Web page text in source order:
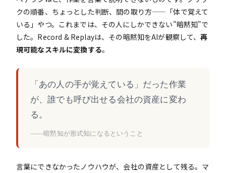
クの順番、ちょっとした判断、間の取り方——「体で覚えて
いる」やつ。これまでは、その人にしかできない"暗黙知"で
した。Record & Replayは、その暗黙知をAIが観察して、再
現可能なスキルに変換する。
「あの人の手が覚えている」だった作業
が、誰でも呼び出せる会社の資産に変わ
る。
——暗黙知が形式知になるということ
言葉にできなかったノウハウが、会社の資産として残る。マ